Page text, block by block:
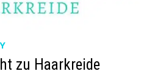
zu Haarkreide